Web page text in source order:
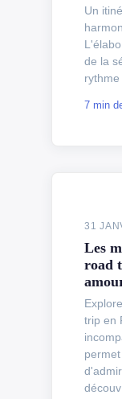
Un
de la
rythme
7 min
31
Les
road
trip en